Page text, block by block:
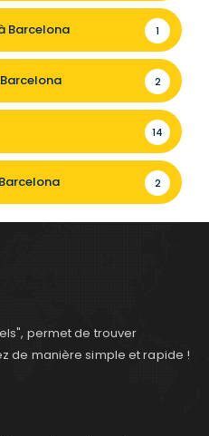
Barcelona 1
2
14
2
permet de trouver
de manière simple et rapide !